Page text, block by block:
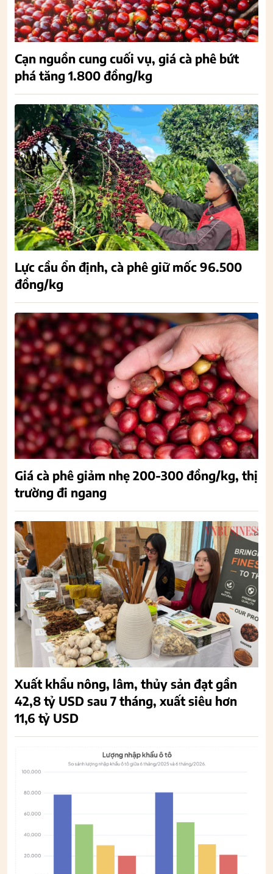
Cạn nguồn cung cuối vụ, giá cà phê bứt
phá tăng 1.800 đồng/kg
Lực cầu ổn định, cà phê giữ mốc 96.500
đồng/kg
Giá cà phê giảm nhẹ 200-300 đồng/kg, thị
trường đi ngang
Xuất khẩu nông, lâm, thủy sản đạt gần
42,8 tỷ USD sau 7 tháng, xuất siêu hơn
11,6 tỷ USD